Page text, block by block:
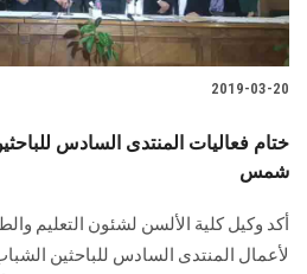
2019-03-20
ختام فعاليات المنتدى السادس
شمس
أكد وكيل كلية الألسن لشئون التعليم
لأعمال المنتدى السادس للباحثين